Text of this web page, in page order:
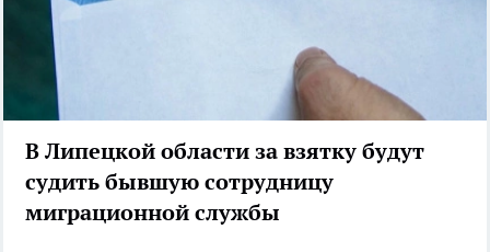
В Липецкой области за взятку будут
судить бывшую сотрудницу
миграционной службы